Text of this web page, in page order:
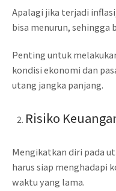
Apalagi jika terjadi
bisa menurun, sehingga
Penting untuk
kondisi ekonomi dan
utang jangka panjang.
Risiko
Mengikatkan diri pada
harus siap menghadapi
waktu yang lama.